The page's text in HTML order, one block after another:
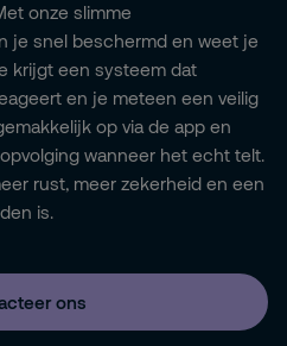
onze slimme
je snel beschermd en weet je
krijgt een systeem dat
en je meteen een veilig
op via de app en
wanneer het echt telt.
rust, meer zekerheid en een
is.
ons